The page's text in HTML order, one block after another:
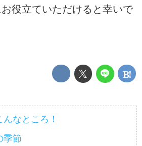
役立ていただけると幸いで
なところ！
季節